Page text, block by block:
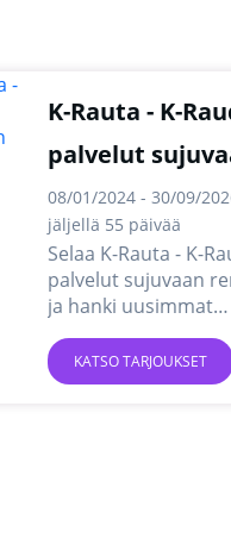
K-Rauta - K-
palvelut
remonttiin
08/01/2024 - 30/09/
jäljellä 55 päivää
Selaa K-Rauta - K-
palvelut sujuvaan
ja hanki uusimmat
tarjoukset ja
verkossa.
KATSO TARJOUKSET